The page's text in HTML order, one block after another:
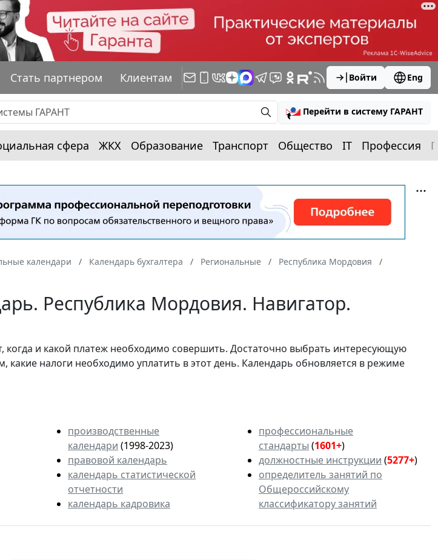
Стать партнером Клиентам Войти Eng
Перейти в систему ГАРАНТ
сфера ЖКХ Образование Транспорт Общество IT Профессия
календари Календарь бухгалтера Региональные
Республика Мордовия
Республика Мордовия. Навигатор.
когда и какой платеж необходимо совершить. Достаточно выбрать интересующую
какие налоги необходимо уплатить в этот день. Календарь обновляется в режиме
производственные
календари (1998-2023)
правовой календарь
календарь статистической
отчетности
календарь кадровика
профессиональные
стандарты (1601+)
должностные инструкции (5277+)
определитель занятий по
Общероссийскому
классификатору занятий